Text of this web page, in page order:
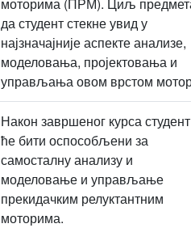
да студент стекне увид у
најзначајније аспекте анализе,
моделовања, пројектовања и
управљања овом врстом
Након завршеног курса
ће бити оспособљени за
самосталну анализу и
моделовање и управљање
прекидачким релуктантним
моторима.